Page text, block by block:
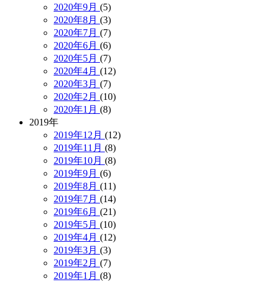
2020年9月 (5)
2020年8月 (3)
2020年7月 (7)
2020年6月 (6)
2020年5月 (7)
2020年4月 (12)
2020年3月 (7)
2020年2月 (10)
2020年1月 (8)
2019年
2019年12月 (12)
2019年11月 (8)
2019年10月 (8)
2019年9月 (6)
2019年8月 (11)
2019年7月 (14)
2019年6月 (21)
2019年5月 (10)
2019年4月 (12)
2019年3月 (3)
2019年2月 (7)
2019年1月 (8)